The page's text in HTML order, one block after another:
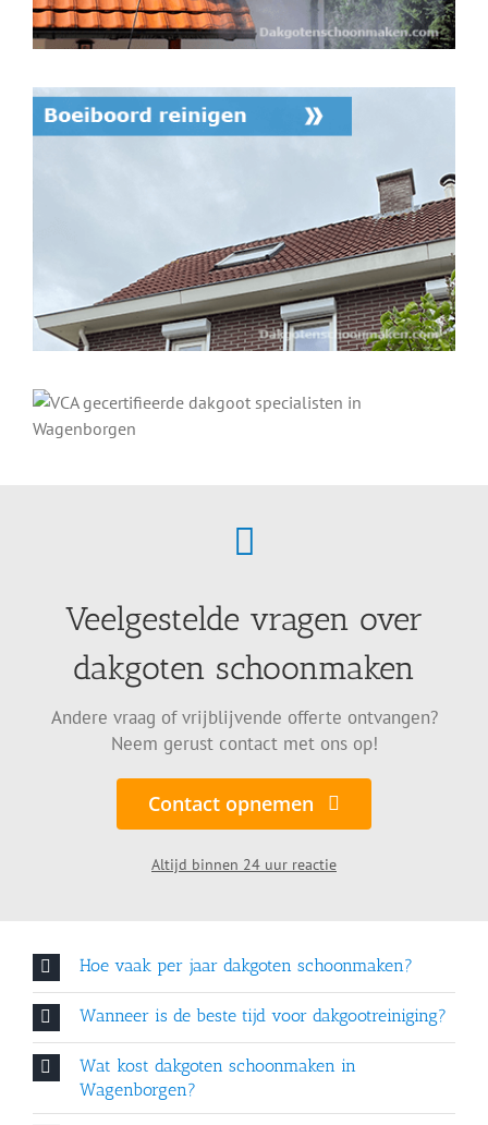
Veelgestelde vragen over
dakgoten schoonmaken
Andere vraag of vrijblijvende offerte ontvangen?
Neem gerust contact met ons op!
Contact opnemen
Altijd binnen 24 uur reactie
Hoe vaak per jaar dakgoten schoonmaken?
Wanneer is de beste tijd voor dakgootreiniging?
Wat kost dakgoten schoonmaken in
Wagenborgen?